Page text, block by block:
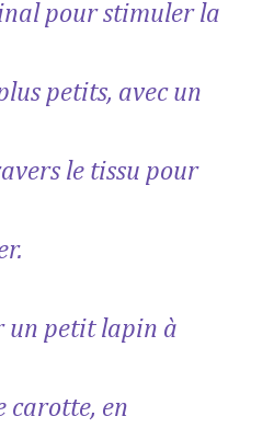
pour stimuler la
petits, avec un
le tissu pour
un petit lapin à
carotte, en